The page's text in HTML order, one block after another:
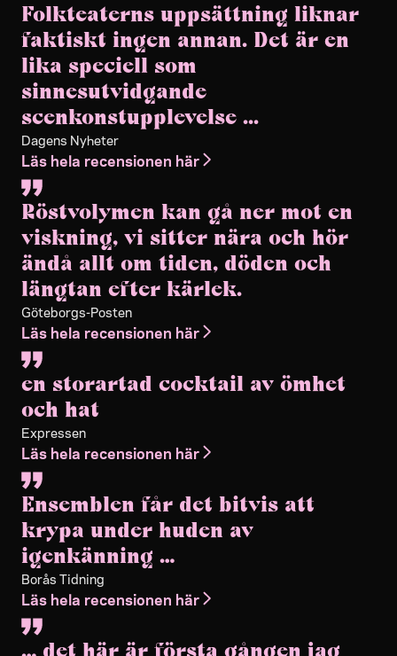
Folkteaterns uppsättning liknar
faktiskt ingen annan. Det är en
lika speciell som
sinnesutvidgande
scenkonstupplevelse ...
Dagens Nyheter
Läs hela recensionen här
Röstvolymen kan gå ner mot en
viskning, vi sitter nära och hör
ändå allt om tiden, döden och
längtan efter kärlek.
Göteborgs-Posten
Läs hela recensionen här
en storartad cocktail av ömhet
och hat
Expressen
Läs hela recensionen här
Ensemblen får det bitvis att
krypa under huden av
igenkänning …
Borås Tidning
Läs hela recensionen här
… det här är första gången jag